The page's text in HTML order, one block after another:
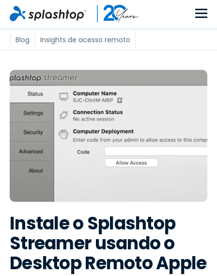
Blog Insights de acesso remoto
Instale o Splashtop
Streamer usando o
Desktop Remoto Apple